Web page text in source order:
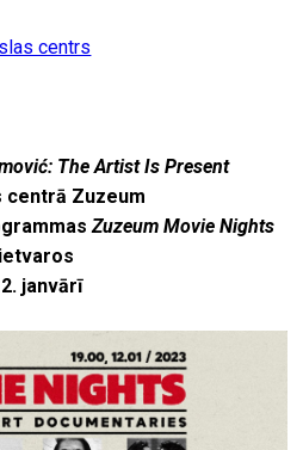
centrs
The Artist Is Present
centrā Zuzeum
Zuzeum Movie Nights
ietvaros
janvārī